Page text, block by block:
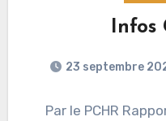
Infos
23 septembre
Par le PCHR